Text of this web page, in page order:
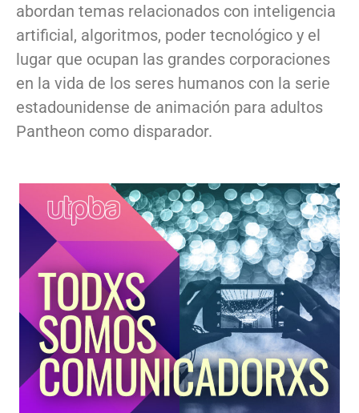
abordan temas relacionados con inteligencia
artificial, algoritmos, poder tecnológico y el
lugar que ocupan las grandes corporaciones
en la vida de los seres humanos con la serie
estadounidense de animación para adultos
Pantheon como disparador.